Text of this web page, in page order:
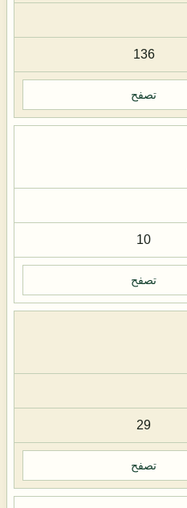
136
تصفح
10
تصفح
29
تصفح